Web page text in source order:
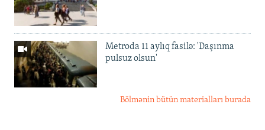
Metroda 11 aylıq fasilə: 'Daşınma
pulsuz olsun'
Bölmənin bütün materialları burada